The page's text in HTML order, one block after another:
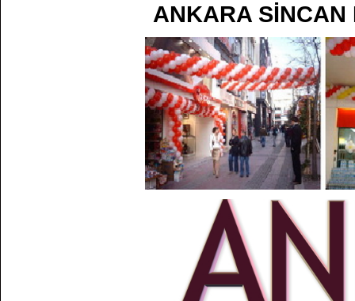
ANKARA